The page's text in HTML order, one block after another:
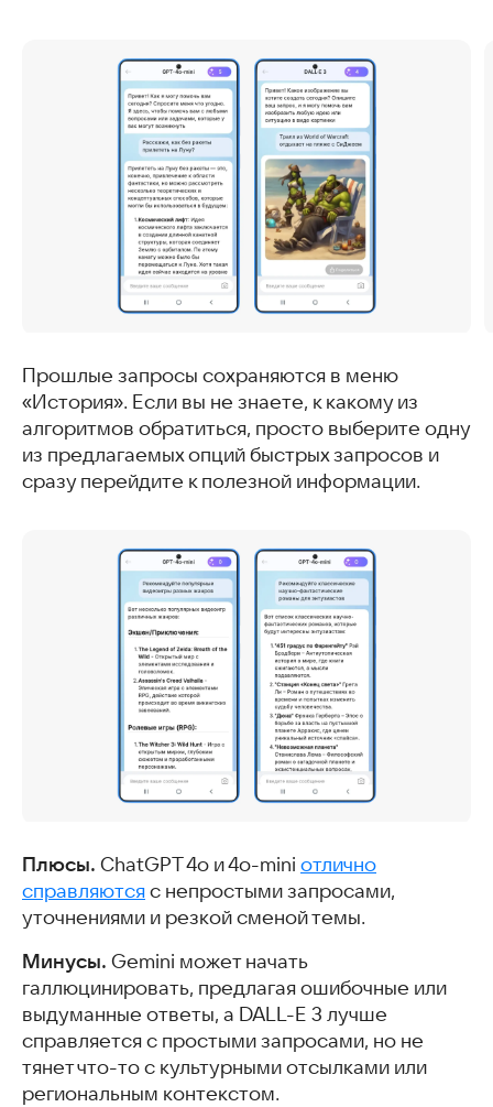
Прошлые запросы сохраняются в меню
«История». Если вы не знаете, к какому из
алгоритмов обратиться, просто выберите одну
из предлагаемых опций быстрых запросов и
сразу перейдите к полезной информации.
Плюсы. ChatGPT 4o и 4о-mini отлично
справляются с непростыми запросами,
уточнениями и резкой сменой темы.
Минусы. Gemini может начать
галлюцинировать, предлагая ошибочные или
выдуманные ответы, а DALL-E 3 лучше
справляется с простыми запросами, но не
тянет что-то с культурными отсылками или
региональным контекстом.